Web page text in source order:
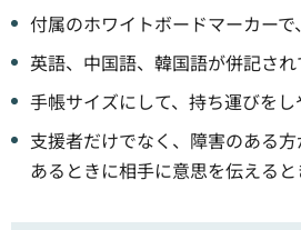
付属のホワイトボードマーカーで
英語、中国語、韓国語が併記され
手帳サイズにして、持ち運びをし
支援者だけでなく、障害のある
あるときに相手に意思を伝えると